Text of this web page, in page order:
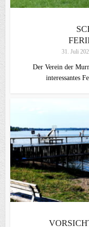
31. Juli
Der Verein der
interessantes